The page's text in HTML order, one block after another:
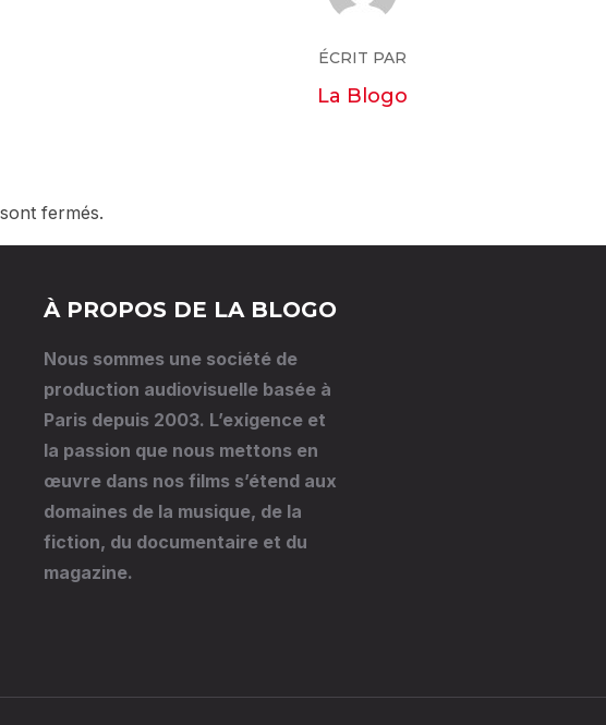
ÉCRIT PAR
La Blogo
fermés.
À PROPOS DE LA BLOGO
Nous sommes une société de
production audiovisuelle basée à
Paris depuis 2003. L’exigence et
la passion que nous mettons en
œuvre dans nos films s’étend aux
domaines de la musique, de la
fiction, du documentaire et du
magazine.